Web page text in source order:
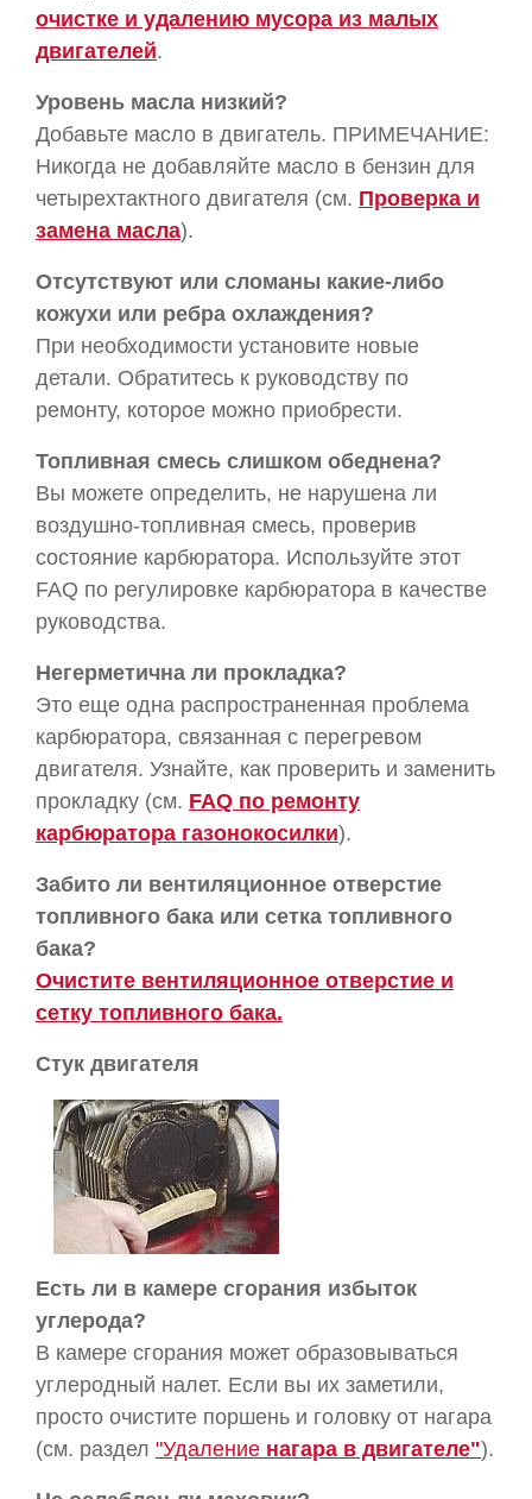
очистке и удалению мусора из малых
двигателей.
Уровень масла низкий?
Добавьте масло в двигатель. ПРИМЕЧАНИЕ:
Никогда не добавляйте масло в бензин для
четырехтактного двигателя (см. Проверка и
замена масла).
Отсутствуют или сломаны какие-либо
кожухи или ребра охлаждения?
При необходимости установите новые
детали. Обратитесь к руководству по
ремонту, которое можно приобрести.
Топливная смесь слишком обеднена?
Вы можете определить, не нарушена ли
воздушно-топливная смесь, проверив
состояние карбюратора. Используйте этот
FAQ по регулировке карбюратора в качестве
руководства.
Негерметична ли прокладка?
Это еще одна распространенная проблема
карбюратора, связанная с перегревом
двигателя. Узнайте, как проверить и заменить
прокладку (см. FAQ по ремонту
карбюратора газонокосилки).
Забито ли вентиляционное отверстие
топливного бака или сетка топливного
бака?
Очистите вентиляционное отверстие и
сетку топливного бака.
Стук двигателя
Есть ли в камере сгорания избыток
углерода?
В камере сгорания может образовываться
углеродный налет. Если вы их заметили,
просто очистите поршень и головку от нагара
(см. раздел "Удаление нагара в двигателе").